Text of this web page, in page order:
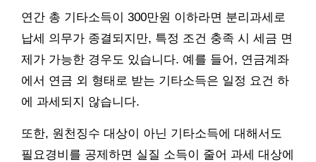
연간 총 기타소득이 300만원 이하라면 분리과세로
납세 의무가 종결되지만, 특정 조건 충족 시 세금 면
제가 가능한 경우도 있습니다. 예를 들어, 연금계좌
에서 연금 외 형태로 받는 기타소득은 일정 요건 하
에 과세되지 않습니다.
또한, 원천징수 대상이 아닌 기타소득에 대해서도
필요경비를 공제하면 실질 소득이 줄어 과세 대상에